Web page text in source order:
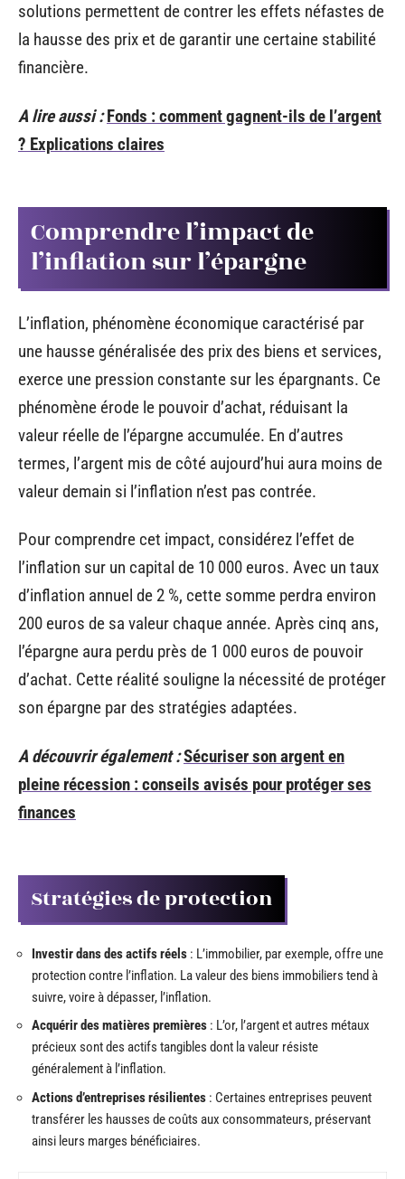
solutions permettent de contrer les effets néfastes de
la hausse des prix et de garantir une certaine stabilité
financière.
A lire aussi : Fonds : comment gagnent-ils de l’argent
? Explications claires
Comprendre l’impact de
l’inflation sur l’épargne
L’inflation, phénomène économique caractérisé par
une hausse généralisée des prix des biens et services,
exerce une pression constante sur les épargnants. Ce
phénomène érode le pouvoir d’achat, réduisant la
valeur réelle de l’épargne accumulée. En d’autres
termes, l’argent mis de côté aujourd’hui aura moins de
valeur demain si l’inflation n’est pas contrée.
Pour comprendre cet impact, considérez l’effet de
l’inflation sur un capital de 10 000 euros. Avec un taux
d’inflation annuel de 2 %, cette somme perdra environ
200 euros de sa valeur chaque année. Après cinq ans,
l’épargne aura perdu près de 1 000 euros de pouvoir
d’achat. Cette réalité souligne la nécessité de protéger
son épargne par des stratégies adaptées.
A découvrir également :Sécuriser son argent en
pleine récession : conseils avisés pour protéger ses
finances
Stratégies de protection
Investir dans des actifs réels : L’immobilier, par exemple, offre une
protection contre l’inflation. La valeur des biens immobiliers tend à
suivre, voire à dépasser, l’inflation.
Acquérir des matières premières : L’or, l’argent et autres métaux
précieux sont des actifs tangibles dont la valeur résiste
généralement à l’inflation.
Actions d’entreprises résilientes : Certaines entreprises peuvent
transférer les hausses de coûts aux consommateurs, préservant
ainsi leurs marges bénéficiaires.